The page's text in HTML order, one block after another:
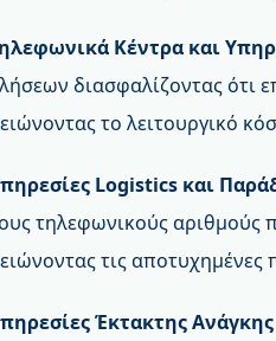
Κέντρα και
διασφαλίζοντας ότι
το λειτουργικό
Logistics και
τηλεφωνικούς
τις αποτυχημένες
Έκτακτης